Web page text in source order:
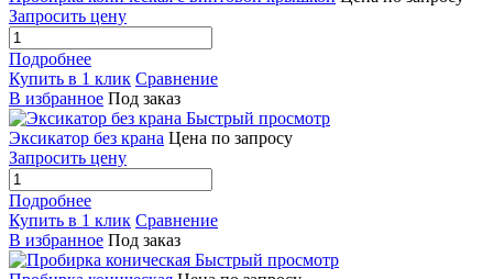
Запросить цену
Подробнее
Купить в 1 клик Сравнение
В избранное Под заказ
Быстрый просмотр
Эксикатор без крана Цена по запросу
Запросить цену
Подробнее
Купить в 1 клик Сравнение
В избранное Под заказ
Быстрый просмотр